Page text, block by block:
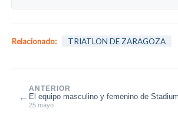
Relacionado: TRIATLON DE ZARAGOZA
←
ANTERIOR
El equipo masculino y femenino de
campeones de Aragón d...
25 mayo